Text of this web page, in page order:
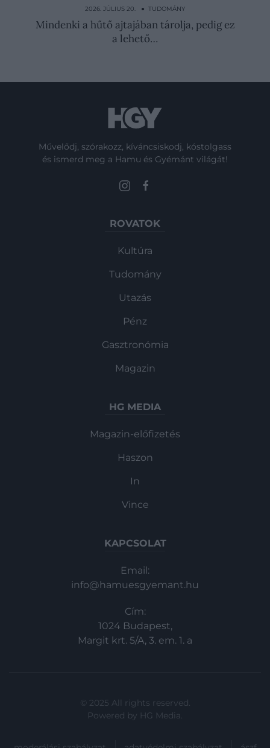
védd az…
2026. JÚLIUS 20. ● TUDOMÁNY
Mindenki a hűtő ajtajában tárolja, pedig ez
a lehető…
Művelődj, szórakozz, kíváncsiskodj, kóstolgass
és ismerd meg a Hamu és Gyémánt világát!
ROVATOK
Kultúra
Tudomány
Utazás
Pénz
Gasztronómia
Magazin
HG MEDIA
Magazin-előfizetés
Haszon
In
Vince
KAPCSOLAT
Email:
info@hamuesgyemant.hu
Cím:
1024 Budapest,
Margit krt. 5/A, 3. em. 1. a
© 2025 All rights reserved.
Powered by HG Media.